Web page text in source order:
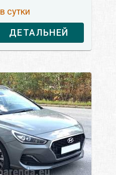
в сутки
ДЕТАЛЬНЕЙ